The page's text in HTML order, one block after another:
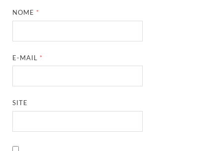
NOME *
E-MAIL *
SITE